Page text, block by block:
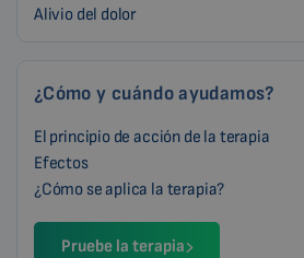
Alivio del dolor
¿Cómo y cuándo ayudamos?
El principio de acción de la terapia
Efectos
¿Cómo se aplica la terapia?
Pruebe la terapia